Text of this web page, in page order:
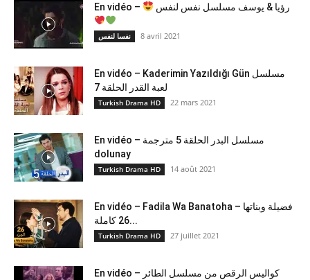
En vidéo – رؤيا & يوسف مسلسل نفس لنفس
نفسا لنفس 8 avril 2021
En vidéo – Kaderimin Yazıldığı Gün مسلسل
لعبة القدر الحلقة 7
Turkish Drama HD 22 mars 2021
En vidéo – مسلسل البدر الحلقة 5 مترجمة
dolunay
Turkish Drama HD 14 août 2021
En vidéo – Fadila Wa Banatoha – فضيلة وبناتها
26 كاملة...
Turkish Drama HD 27 juillet 2021
En vidéo – كواليس الرقص من مسلسل الطائر